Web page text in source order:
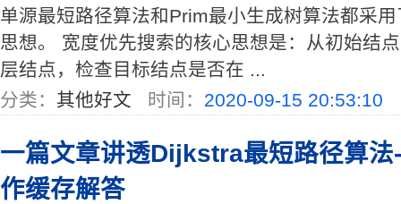
单源最短路径算法和Prim最小生成树算法都采
思想。 宽度优先搜索的核心思想是：从初始结
层结点，检查目标结点是否在 ...
分类： 其他好文 时间： 2020-09-15 20:53:10
一篇文章讲透Dijkstra最短路径算
作缓存解答